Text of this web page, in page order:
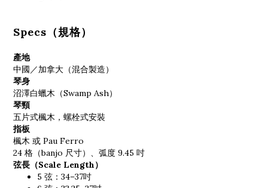
Specs（規格）
產地
中國／加拿大（混合製造）
琴身
沼澤白蠟木（Swamp Ash）
琴頸
五片式楓木，螺栓式安裝
指板
楓木 或 Pau Ferro
24 格（banjo 尺寸）、弧度 9.45 吋
弦長（Scale Length）
5 弦：34–37吋